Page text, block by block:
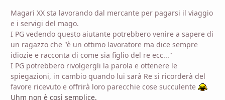
Magari XX sta lavorando dal mercante per pagarsi il viaggio
e i servigi del mago.
I PG vedendo questo aiutante potrebbero venire a sapere di
un ragazzo che "è un ottimo lavoratore ma dice sempre
idiozie e racconta di come sia figlio del re ecc..."
I PG potrebbero rivolgergli la parola e ottenere le
spiegazioni, in cambio quando lui sarà Re si ricorderà del
favore ricevuto e offrirà loro parecchie cose succulente
Uhm non è così semplice.